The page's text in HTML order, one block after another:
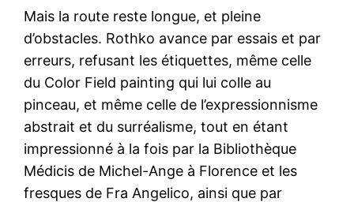
Mais la route reste longue, et pleine
d’obstacles. Rothko avance par essais et par
erreurs, refusant les étiquettes, même celle
du Color Field painting qui lui colle au
pinceau, et même celle de l’expressionnisme
abstrait et du surréalisme, tout en étant
impressionné à la fois par la Bibliothèque
Médicis de Michel-Ange à Florence et les
fresques de Fra Angelico, ainsi que par